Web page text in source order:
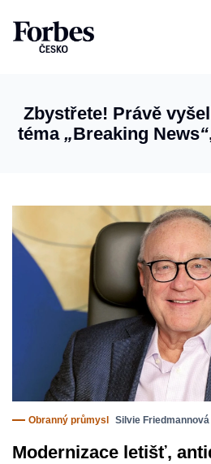
Zbystřete! Právě
téma „Breaking News“
Obranný průmysl Silvie Friedmannová
Modernizace letišť,